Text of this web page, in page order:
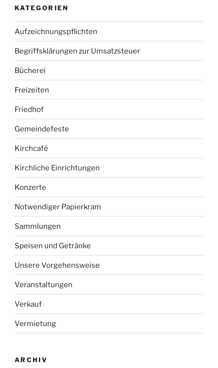
KATEGORIEN
Aufzeichnungspflichten
Begriffsklärungen zur Umsatzsteuer
Bücherei
Freizeiten
Friedhof
Gemeindefeste
Kirchcafé
Kirchliche Einrichtungen
Konzerte
Notwendiger Papierkram
Sammlungen
Speisen und Getränke
Unsere Vorgehensweise
Veranstaltungen
Verkauf
Vermietung
ARCHIV